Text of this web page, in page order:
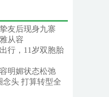
友后现身九寨
从容
行，11岁双胞胎
明媚状态松弛
头 打算转型全